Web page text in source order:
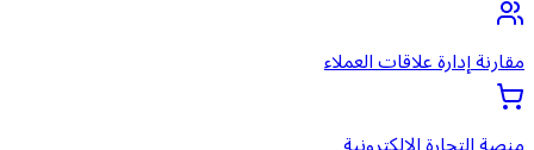
مقارنة إدارة علاقات العملاء